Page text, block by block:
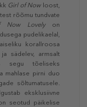
Girl of Nowloost,
rõõmu tundvate
Now Lovelyon
pudelikaelal,
korallroosa
ja sädelev, armsalt
segu tõeliseks
mahlase pirni duo
sõltumatusele.
eksklusiivne
seotud päikelise